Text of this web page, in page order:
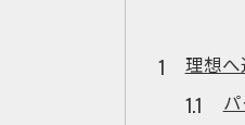
理想